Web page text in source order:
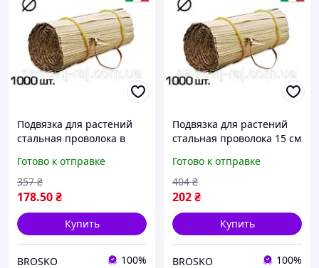
Подвязка для растений
стальная проволока в
фиксации ветвей 1000 шт
Готово к отправке
178.50₴
357 ₴
Купить
BROSKO 100%
Подвязка для растений
стальная проволока 15 см
ветвей безопасная
экология
Готово к отправке
202₴
404 ₴
Купить
BROSKO 100%